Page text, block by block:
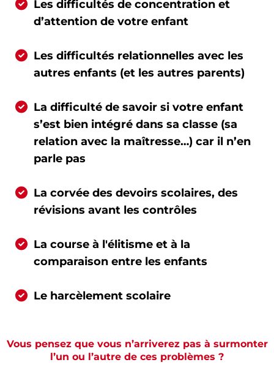
Les difficultés de concentration et
d’attention de votre enfant
Les difficultés relationnelles avec les
autres enfants (et les autres parents)
La difficulté de savoir si votre enfant
s’est bien intégré dans sa classe (sa
relation avec la maîtresse…) car il n’en
parle pas
La corvée des devoirs scolaires, des
révisions avant les contrôles
La course à l'élitisme et à la
comparaison entre les enfants
Le harcèlement scolaire
Vous pensez que vous n’arriverez pas à surmonter
l’un ou l’autre de ces problèmes ?